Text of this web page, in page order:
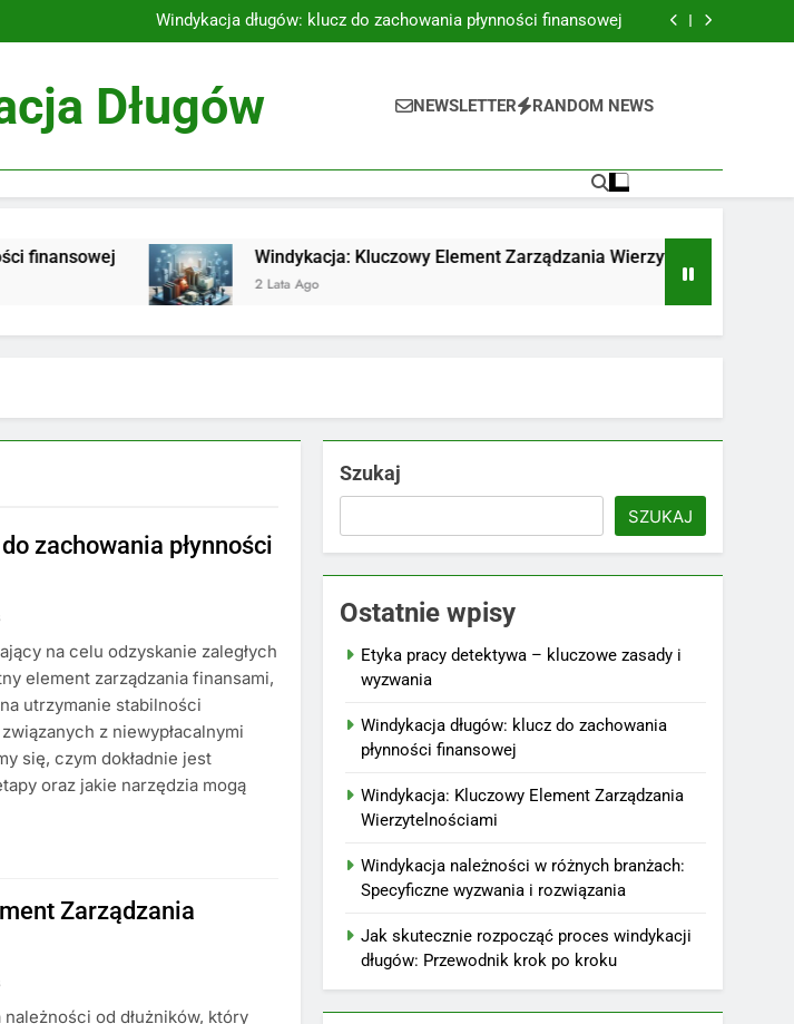
Windykacja długów: klucz do zachowania płynności finansowej
Windykacja: Kluczowy Element Zarządzania Wierzytelnościami
Windykacja długów: klucz do zachowania płynności finansowej
Windykacja: Kluczowy Element Zarządzania Wierzytelnościami
Długów NEWSLETTER RANDOM NEWS
Windykacja: Kluczowy Element Zarządzania Wierzytelnościami
2 Lata Ago
zachowania płynności
na celu odzyskanie zaległych
element zarządzania finansami,
utrzymanie stabilności
z niewypłacalnymi
się, czym dokładnie jest
oraz jakie narzędzia mogą
Zarządzania
od dłużników, który
Szukaj
SZUKAJ
Ostatnie wpisy
Etyka pracy detektywa – kluczowe zasady i
wyzwania
Windykacja długów: klucz do zachowania
płynności finansowej
Windykacja: Kluczowy Element Zarządzania
Wierzytelnościami
Windykacja należności w różnych branżach:
Specyficzne wyzwania i rozwiązania
Jak skutecznie rozpocząć proces windykacji
długów: Przewodnik krok po kroku